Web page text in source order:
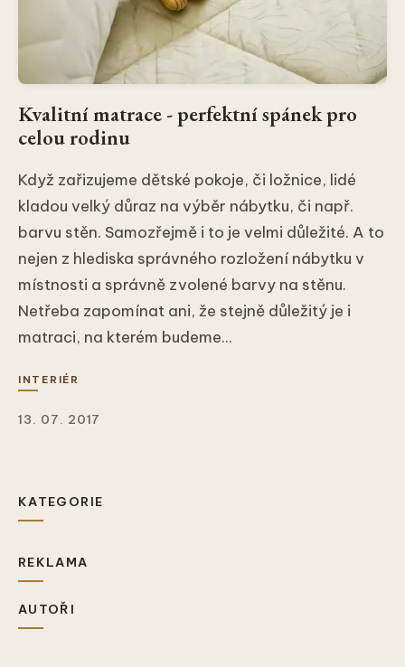
Kvalitní matrace - perfektní spánek pro
celou rodinu
Když zařizujeme dětské pokoje, či ložnice, lidé
kladou velký důraz na výběr nábytku, či např.
barvu stěn. Samozřejmě i to je velmi důležité. A to
nejen z hlediska správného rozložení nábytku v
místnosti a správně zvolené barvy na stěnu.
Netřeba zapomínat ani, že stejně důležitý je i
matraci, na kterém budeme...
INTERIÉR
13. 07. 2017
KATEGORIE
REKLAMA
AUTOŘI